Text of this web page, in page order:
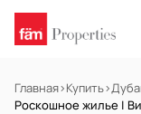
Главная›Купить›
Роскошное жилье |